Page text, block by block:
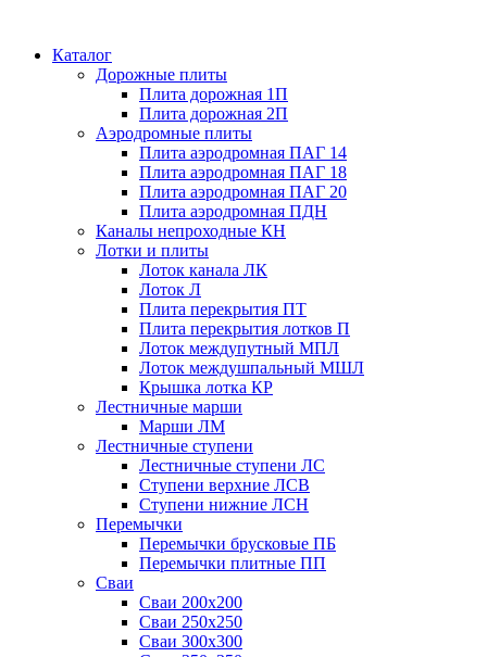
Каталог
Дорожные плиты
Плита дорожная 1П
Плита дорожная 2П
Аэродромные плиты
Плита аэродромная ПАГ 14
Плита аэродромная ПАГ 18
Плита аэродромная ПАГ 20
Плита аэродромная ПДН
Каналы непроходные КН
Лотки и плиты
Лоток канала ЛК
Лоток Л
Плита перекрытия ПТ
Плита перекрытия лотков П
Лоток междупутный МПЛ
Лоток междушпальный МШЛ
Крышка лотка КР
Лестничные марши
Марши ЛМ
Лестничные ступени
Лестничные ступени ЛС
Ступени верхние ЛСВ
Ступени нижние ЛСН
Перемычки
Перемычки брусковые ПБ
Перемычки плитные ПП
Сваи
Сваи 200х200
Сваи 250х250
Сваи 300х300